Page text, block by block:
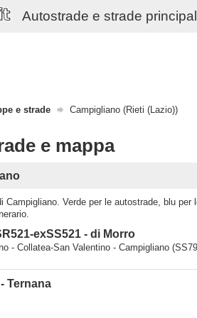
Autostrade e strade
e strade Campigliano (Rieti (Lazio))
e mappa
Verde per le autostrade, blu
exSS521 - di Morro
- Collatea-San Valentino - Campigliano
Ternana